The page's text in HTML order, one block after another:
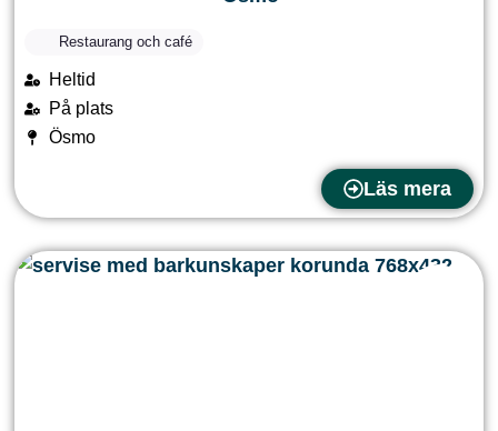
Restaurang och café
Heltid
På plats
Ösmo
Läs mera